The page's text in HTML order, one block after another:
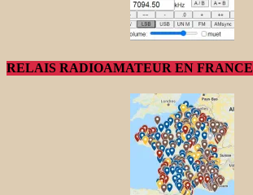
RELAIS RADIOAMATEUR EN FRANCE